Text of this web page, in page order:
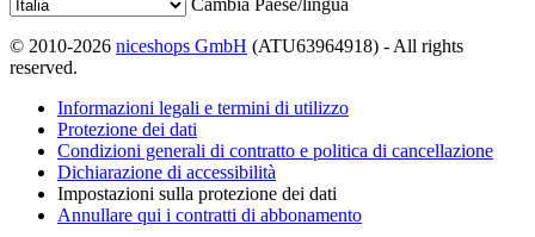
© 2010-2026 niceshops GmbH (ATU63964918) - All rights
reserved.
Informazioni legali e termini di utilizzo
Protezione dei dati
Condizioni generali di contratto e politica di cancellazione
Dichiarazione di accessibilità
Impostazioni sulla protezione dei dati
Annullare qui i contratti di abbonamento